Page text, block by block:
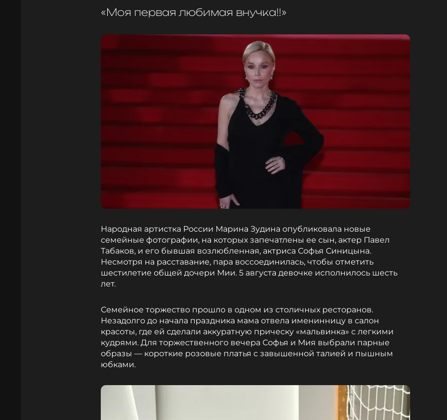
«Моя первая любимая внучка!!»
Народная артистка России Марина Зудина опубликовала новые
семейные фотографии, на которых запечатлены ее сын, актер Павел
Табаков, и его бывшая возлюбленная, актриса Софья Синицына.
Несмотря на расставание, пара воссоединилась, чтобы отметить
шестилетие общей дочери Мии. 5 августа девочке исполнилось шесть
лет.
Семейное торжество прошло в одном из столичных ресторанов.
Незадолго до начала праздника мама отвела именинницу в салон
красоты, где ей сделали аккуратную прическу «мальвинка» с легкими
кудрями. Для торжественного вечера Софья и Мия выбрали парные
образы — короткие розовые платья с завышенной талией и пышным
юбками.